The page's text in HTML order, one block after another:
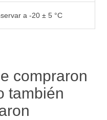
a -20 ± 5 °C
compraron
también